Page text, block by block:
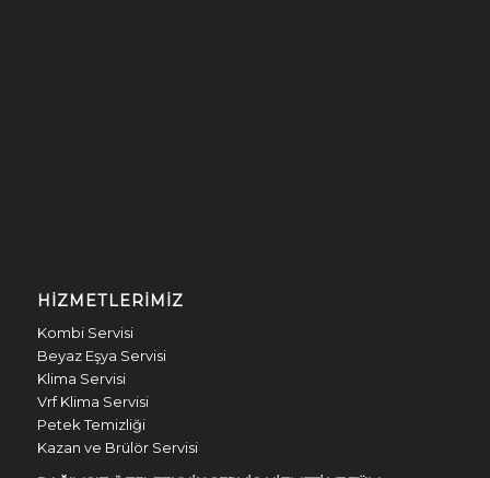
HIZMETLERIMIZ
Kombi Servisi
Beyaz Eşya Servisi
Klima Servisi
Vrf Klima Servisi
Petek Temizliği
Kazan ve Brülör Servisi